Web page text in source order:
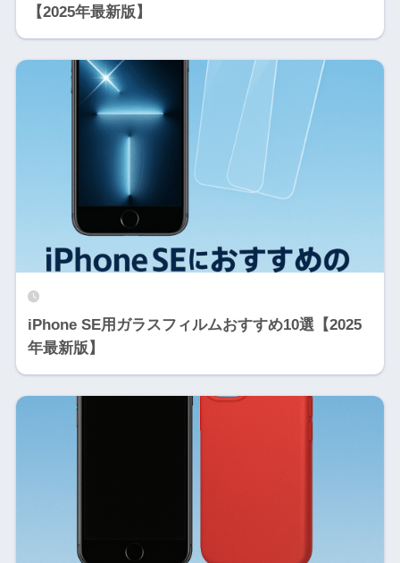
【2025年最新版】
iPhone SE用ガラスフィルムおすすめ10選【2025
年最新版】